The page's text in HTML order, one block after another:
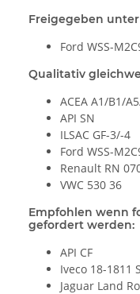
Freigegeben
Ford WSS-
Qualitativ
ACEA A1/B1/
API SN
ILSAC GF-3/-4
Ford WSS-
Renault RN
VWC 530 36
Empfohlen wenn
gefordert werden:
API CF
Iveco 18-1811
Jaguar Land